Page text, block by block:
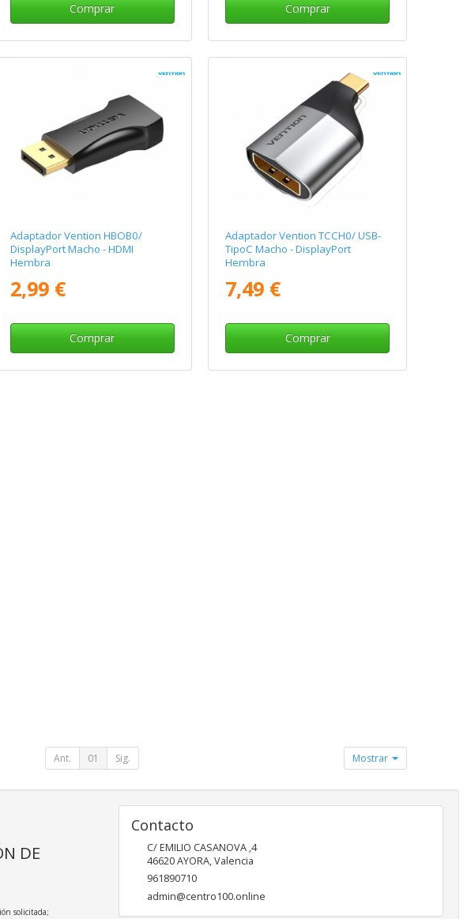
Comprar Comprar
Adaptador Vention HBOB0/
DisplayPort Macho - HDMI
Hembra
2,99 €
Comprar
Adaptador Vention TCCH0/ USB-
TipoC Macho - DisplayPort
Hembra
7,49 €
Comprar
Ant. 01 Sig. Mostrar
DE
solicitada;
Contacto
C/ EMILIO CASANOVA ,4
46620AYORA,Valencia
961890710
admin@centro100.online